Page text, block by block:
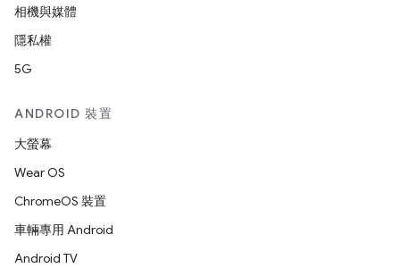
相機與媒體
隱私權
5G
ANDROID 裝置
大螢幕
Wear OS
ChromeOS 裝置
車輛專用 Android
Android TV